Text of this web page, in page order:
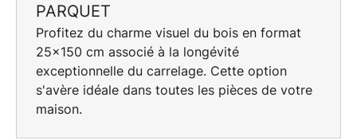
PARQUET
Profitez du charme visuel du bois en format
25x150 cm associé à la longévité
exceptionnelle du carrelage. Cette option
s'avère idéale dans toutes les pièces de votre
maison.